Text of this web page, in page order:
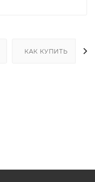
КАК КУПИТЬ